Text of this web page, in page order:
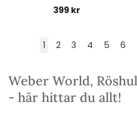
399 kr
1 2 3 4 5 6
Weber World,
- här hittar du allt!